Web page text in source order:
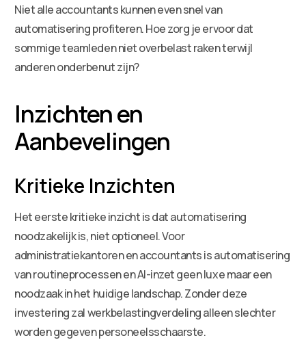
Niet alle accountants kunnen even snel van
automatisering profiteren. Hoe zorg je ervoor dat
sommige teamleden niet overbelast raken terwijl
anderen onderbenut zijn?
Inzichten en
Aanbevelingen
Kritieke Inzichten
Het eerste kritieke inzicht is dat automatisering
noodzakelijk is, niet optioneel. Voor
administratiekantoren en accountants is automatisering
van routineprocessen en AI-inzet geen luxe maar een
noodzaak in het huidige landschap. Zonder deze
investering zal werkbelastingverdeling alleen slechter
worden gegeven personeelsschaarste.